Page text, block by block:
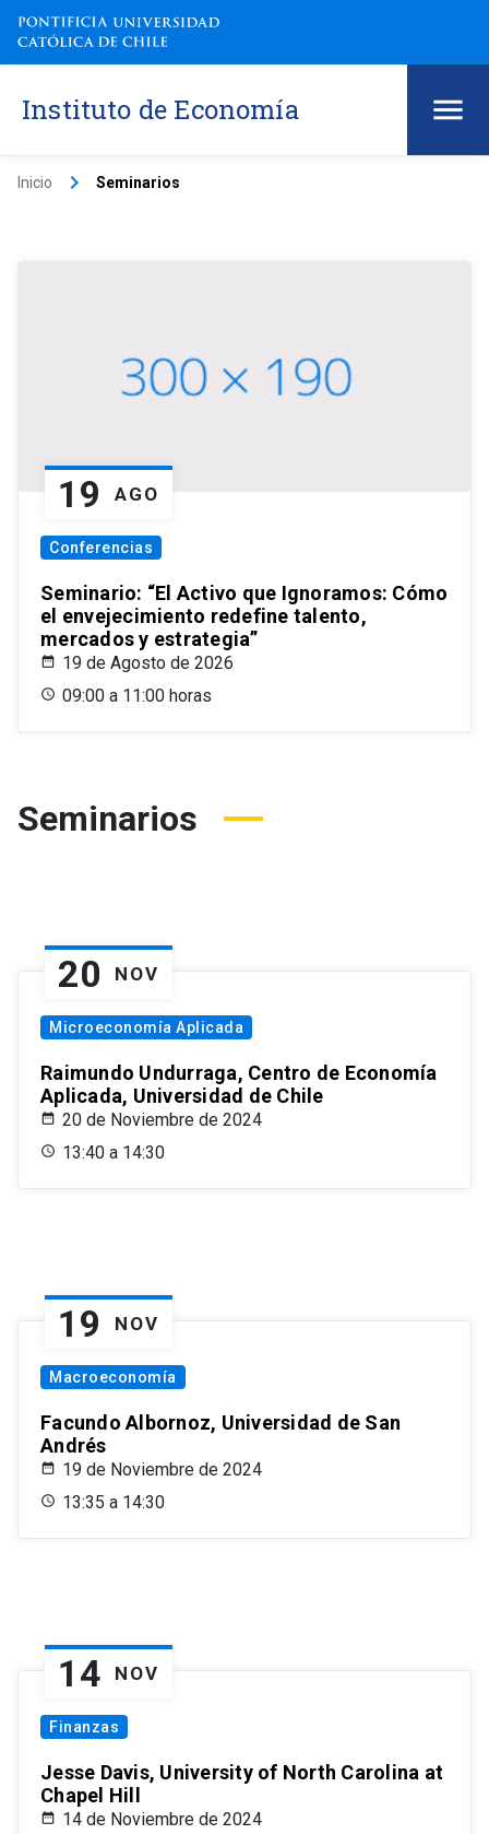
Instituto de Economía
Inicio keyboard_arrow_right Seminarios
19 AGO
Conferencias
Seminario: “El Activo que Ignoramos: Cómo
el envejecimiento redefine talento,
mercados y estrategia”
19 de Agosto de 2026
09:00 a 11:00 horas
Seminarios
20 NOV
Microeconomía Aplicada
Raimundo Undurraga, Centro de Economía
Aplicada, Universidad de Chile
20 de Noviembre de 2024
13:40 a 14:30
19 NOV
Macroeconomía
Facundo Albornoz, Universidad de San
Andrés
19 de Noviembre de 2024
13:35 a 14:30
14 NOV
Finanzas
Jesse Davis, University of North Carolina at
Chapel Hill
14 de Noviembre de 2024